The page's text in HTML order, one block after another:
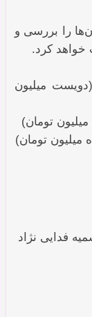
را بررسی و
خواهد کرد.
ریال (دویست میلیون
فدایی نژاد